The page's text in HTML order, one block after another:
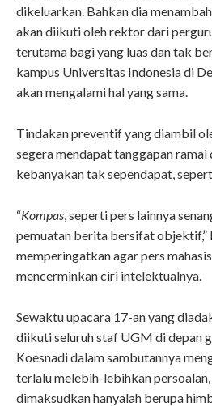
dikeluarkan. Bahkan dia
akan diikuti oleh rektor dari
terutama bagi yang luas dan tak
kampus Universitas Indonesia di
akan mengalami hal yang sama.
Tindakan preventif yang diambil
segera mendapat tanggapan ramai
kebanyakan tak sependapat,
“Kompas, seperti pers lainnya
pemuatan berita bersifat objektif,”
memperingatkan agar pers
mencerminkan ciri intelektualnya.
Sewaktu upacara 17-an yang
diikuti seluruh staf UGM di depan
Koesnadi dalam sambutannya
terlalu melebih-lebihkan
dimaksudkan hanyalah berupa